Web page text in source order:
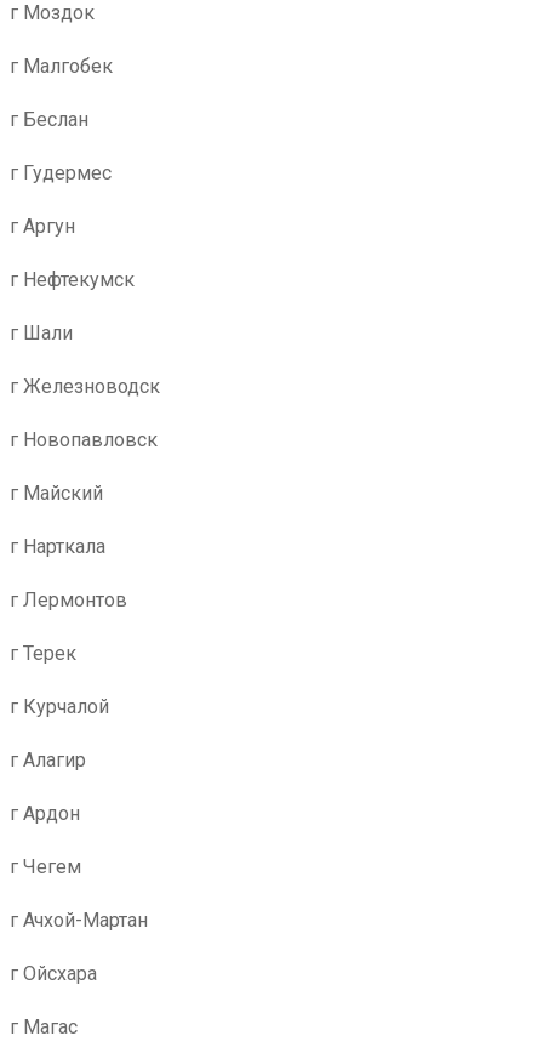
г Моздок
г Малгобек
г Беслан
г Гудермес
г Аргун
г Нефтекумск
г Шали
г Железноводск
г Новопавловск
г Майский
г Нарткала
г Лермонтов
г Терек
г Курчалой
г Алагир
г Ардон
г Чегем
г Ачхой-Мартан
г Ойсхара
г Магас